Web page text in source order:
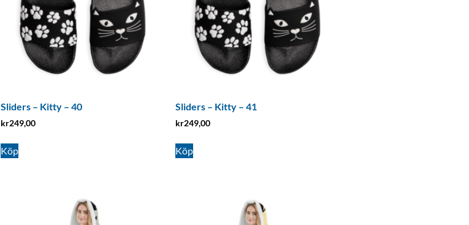
Sliders – Kitty – 40
kr249,00
Köp
Sliders – Kitty – 41
kr249,00
Köp